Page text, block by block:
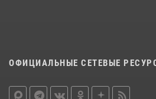
ОФИЦИАЛЬНЫЕ СЕТЕВЫЕ